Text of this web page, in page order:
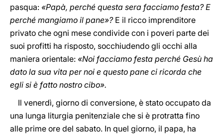
pasqua: «Papà, perché questa sera facciamo festa? E
perché mangiamo il pane»?E il ricco imprenditore
privato che ogni mese condivide con i poveri parte dei
suoi profitti ha risposto, socchiudendo gli occhi alla
maniera orientale: «Noi facciamo festa perché Gesù ha
dato la sua vita per noi e questo pane ci ricorda che
egli si è fatto nostro cibo».
Il venerdì, giorno di conversione, è stato occupato da
una lunga liturgia penitenziale che si è protratta fino
alle prime ore del sabato. In quel giorno, il papa, ha